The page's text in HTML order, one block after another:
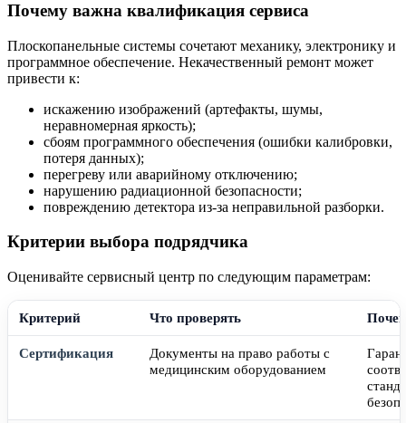
Почему важна квалификация сервиса
Плоскопанельные системы сочетают механику, электронику и
программное обеспечение. Некачественный ремонт может
привести к:
искажению изображений (артефакты, шумы,
неравномерная яркость);
сбоям программного обеспечения (ошибки калибровки,
потеря данных);
перегреву или аварийному отключению;
нарушению радиационной безопасности;
повреждению детектора из-за неправильной разборки.
Критерии выбора подрядчика
Оценивайте сервисный центр по следующим параметрам:
Критерий Что проверять
Сертификация
Документы на право работы с
медицинским оборудованием